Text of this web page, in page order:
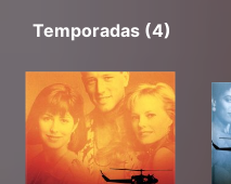
Temporadas (4)